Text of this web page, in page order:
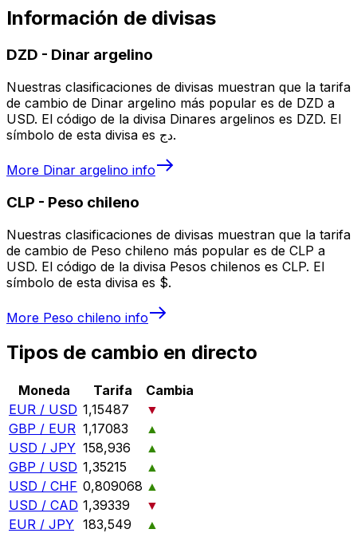
Información de divisas
DZD - Dinar argelino
Nuestras clasificaciones de divisas muestran que la tarifa
de cambio de Dinar argelino más popular es de DZD a
USD. El código de la divisa Dinares argelinos es DZD. El
símbolo de esta divisa es دج.
More Dinar argelino info
CLP - Peso chileno
Nuestras clasificaciones de divisas muestran que la tarifa
de cambio de Peso chileno más popular es de CLP a
USD. El código de la divisa Pesos chilenos es CLP. El
símbolo de esta divisa es $.
More Peso chileno info
Tipos de cambio en directo
Moneda Tarifa
Cambia
EUR / USD 1,15487
▼
GBP / EUR 1,17083
▲
USD / JPY 158,936
▲
GBP / USD 1,35215
▲
USD / CHF 0,809068 ▲
USD / CAD 1,39339
▼
EUR / JPY 183,549
▲